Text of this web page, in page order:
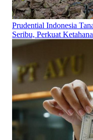
Prudential Indonesia
Seribu, Perkuat